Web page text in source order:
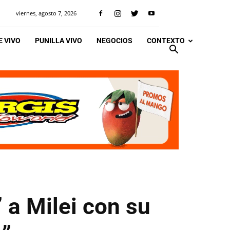
viernes, agosto 7, 2026
VIVO PUNILLA VIVO NEGOCIOS CONTEXTO
a Milei con su